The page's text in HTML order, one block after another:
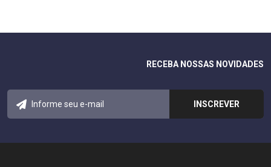
RECEBA NOSSAS NOVIDADES